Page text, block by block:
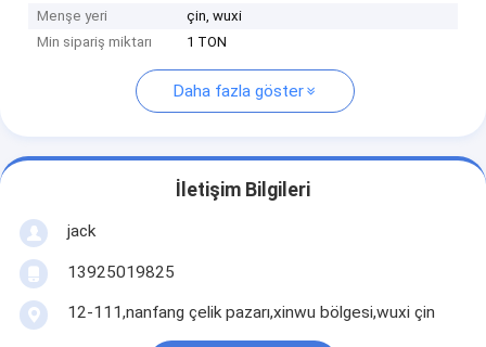
Menşe yeri
çin, wuxi
Min sipariş miktarı
1 TON
Daha fazla göster
İletişim Bilgileri
jack
13925019825
12-111,nanfang çelik pazarı,xinwu bölgesi,wuxi çin